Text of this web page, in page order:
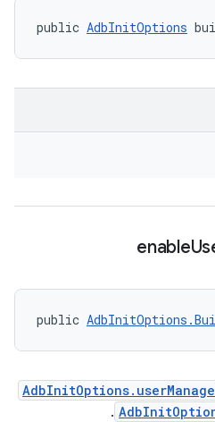
public AdbInitOptions
enable
public
.